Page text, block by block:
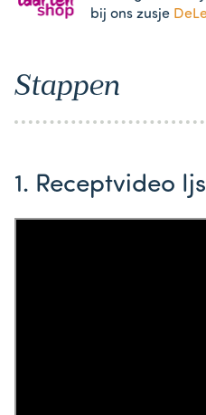
bij ons zusje
Stappen
1. Receptvideo